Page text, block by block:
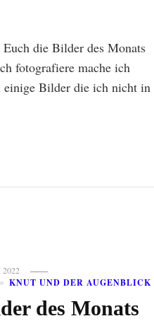
die Bilder des Monats
fotografiere mache ich
einige Bilder die ich nicht in
2022
KNUT UND DER AUGENBLICK
des Monats